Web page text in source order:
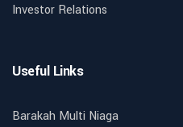
Investor Relations
Useful Links
Barakah Multi Niaga